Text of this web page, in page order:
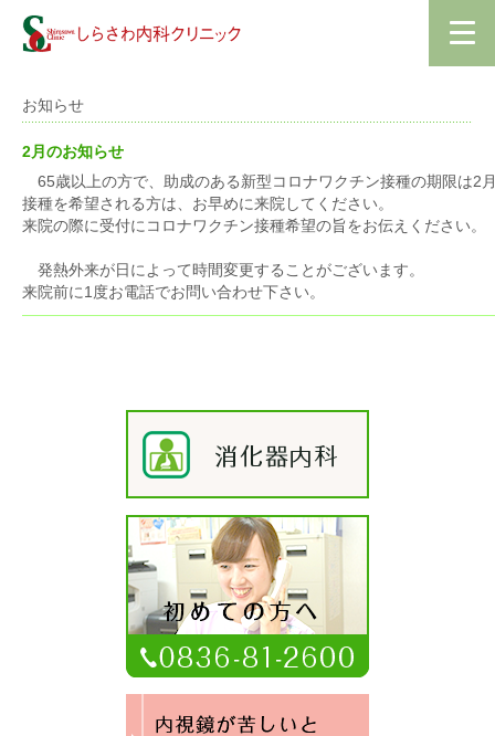
お知らせ
2月のお知らせ
65歳以上の方で、助成のある新型コロナワクチン接種の期限は2
接種を希望される方は、お早めに来院してください。
来院の際に受付にコロナワクチン接種希望の旨をお伝えください。
発熱外来が日によって時間変更することがございます。
来院前に1度お電話でお問い合わせ下さい。